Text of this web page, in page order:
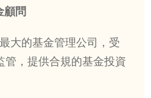
顧問
大的基金管理公司，受
管，提供合規的基金投資